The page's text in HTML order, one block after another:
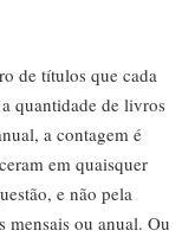
de títulos que cada
quantidade de livros
a contagem é
em quaisquer
e não pela
mensais ou anual. Ou